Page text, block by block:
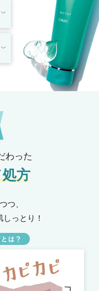
わった
方
つ、
っとり！